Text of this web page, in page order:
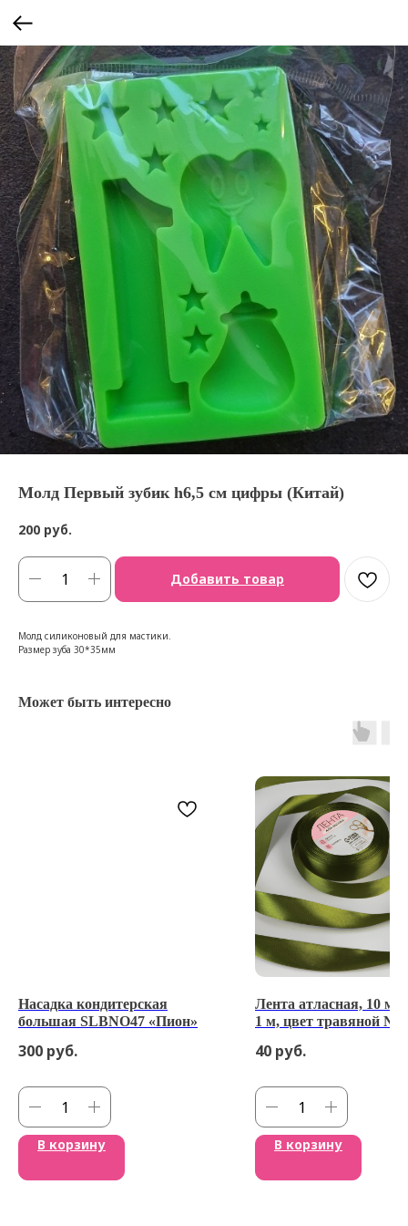
Молд Первый зубик h6,5 см цифры (Китай)
200 руб.
Добавить товар
Молд силиконовый для мастики.
Размер зуба 30*35мм
Может быть интересно
Насадка кондитерская
большая SLBNO47 «Пион»
300 руб.
В корзину
Лента атласная, 10 мм
1 м, цвет травяной
40 руб.
В корзину